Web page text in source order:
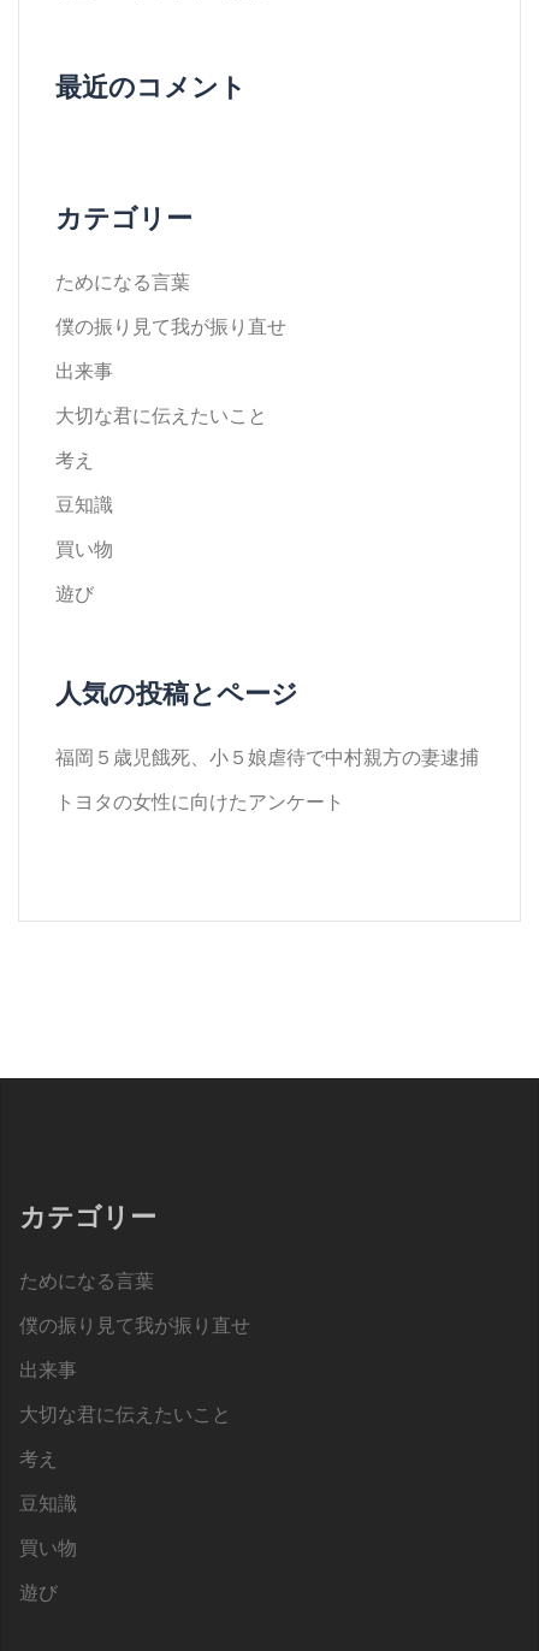
最近のコメント
カテゴリー
ためになる言葉
僕の振り見て我が振り直せ
出来事
大切な君に伝えたいこと
考え
豆知識
買い物
遊び
人気の投稿とページ
福岡５歳児餓死、小５娘虐待で中村親方の妻逮捕
トヨタの女性に向けたアンケート
カテゴリー
ためになる言葉
僕の振り見て我が振り直せ
出来事
大切な君に伝えたいこと
考え
豆知識
買い物
遊び